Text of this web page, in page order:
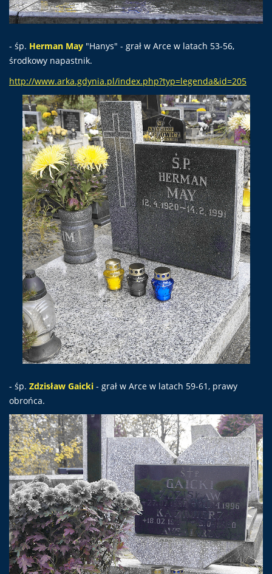
- śp. Herman May "Hanys" - grał w Arce w latach 53-56,
środkowy napastnik.
http://www.arka.gdynia.pl/index.php?typ=legenda&id=205
- śp. Zdzisław Gaicki - grał w Arce w latach 59-61, prawy
obrońca.